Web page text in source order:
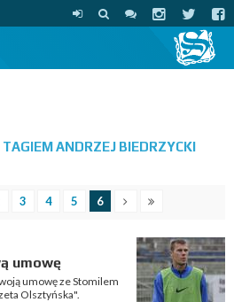
ANDRZEJ BIEDRZYCKI
3 4 5 6
umowę
umowę ze Stomilem
Olsztyńska".